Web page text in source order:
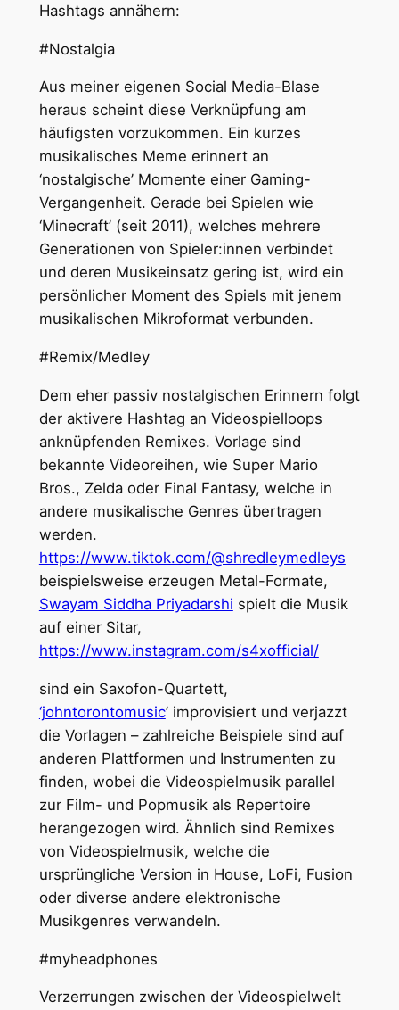
Hashtags annähern:
#Nostalgia
Aus meiner eigenen Social Media-Blase
heraus scheint diese Verknüpfung am
häufigsten vorzukommen. Ein kurzes
musikalisches Meme erinnert an
‘nostalgische’ Momente einer Gaming-
Vergangenheit. Gerade bei Spielen wie
‘Minecraft’ (seit 2011), welches mehrere
Generationen von Spieler:innen verbindet
und deren Musikeinsatz gering ist, wird ein
persönlicher Moment des Spiels mit jenem
musikalischen Mikroformat verbunden.
#Remix/Medley
Dem eher passiv nostalgischen Erinnern folgt
der aktivere Hashtag an Videospielloops
anknüpfenden Remixes. Vorlage sind
bekannte Videoreihen, wie Super Mario
Bros., Zelda oder Final Fantasy, welche in
andere musikalische Genres übertragen
werden.
https://www.tiktok.com/@shredleymedleys
beispielsweise erzeugen Metal-Formate,
Swayam Siddha Priyadarshi spielt die Musik
auf einer Sitar,
https://www.instagram.com/s4xofficial/
sind ein Saxofon-Quartett,
‘johntorontomusic’ improvisiert und verjazzt
die Vorlagen – zahlreiche Beispiele sind auf
anderen Plattformen und Instrumenten zu
finden, wobei die Videospielmusik parallel
zur Film- und Popmusik als Repertoire
herangezogen wird. Ähnlich sind Remixes
von Videospielmusik, welche die
ursprüngliche Version in House, LoFi, Fusion
oder diverse andere elektronische
Musikgenres verwandeln.
#myheadphones
Verzerrungen zwischen der Videospielwelt